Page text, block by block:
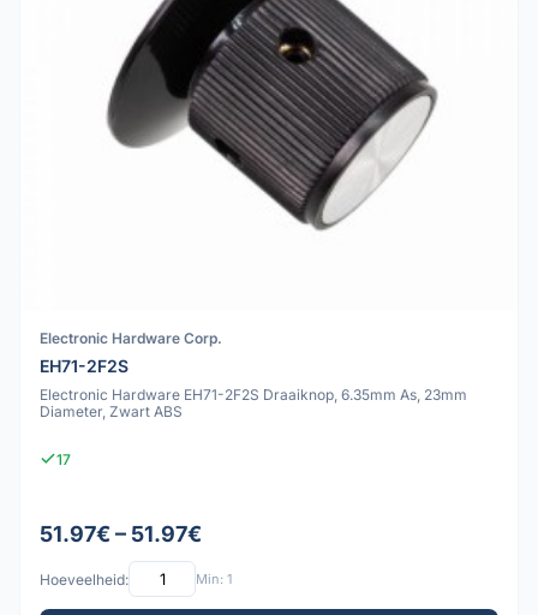
Electronic Hardware Corp.
EH71-2F2S
Electronic Hardware EH71-2F2S Draaiknop, 6.35mm As, 23mm
Diameter, Zwart ABS
17
51.97€ – 51.97€
Hoeveelheid: Min: 1